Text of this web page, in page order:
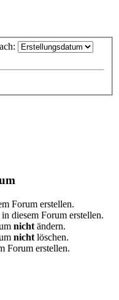
Forum erstellen.
diesem Forum erstellen.
nicht ändern.
nicht löschen.
Forum erstellen.